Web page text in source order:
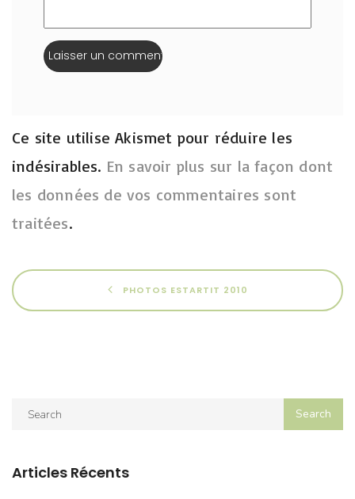
Ce site utilise Akismet pour réduire les
indésirables. En savoir plus sur la façon dont
les données de vos commentaires sont
traitées.
PHOTOS ESTARTIT 2010
Articles Récents